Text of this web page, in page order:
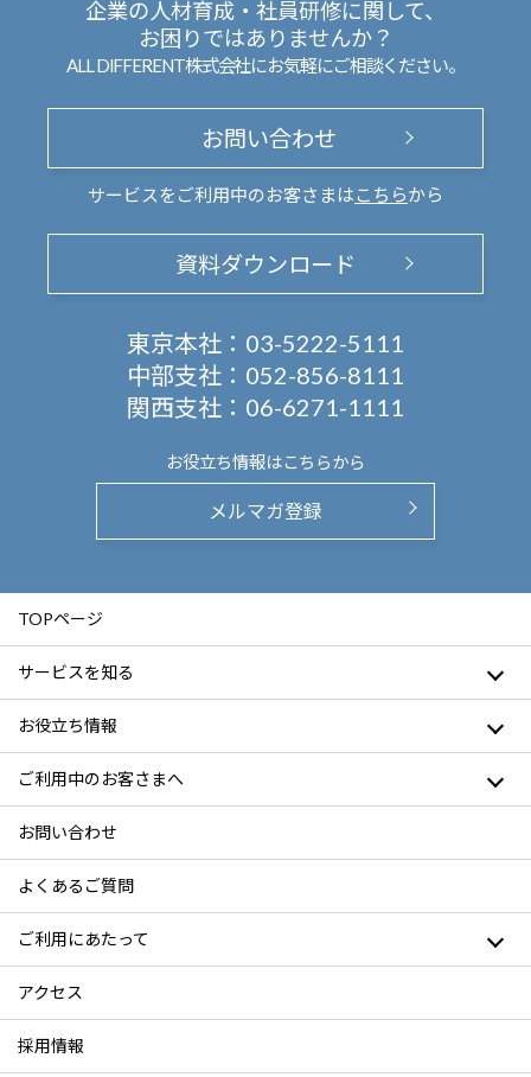
企業の人材育成・社員研修に関して、
お困りではありませんか？
ALL DIFFERENT株式会社にお気軽にご相談ください。
お問い合わせ
サービスをご利用中のお客さまは こちらから
資料ダウンロード
東京本社： 03-5222-5111
中部支社： 052-856-8111
関西支社： 06-6271-1111
お役立ち情報はこちらから
メルマガ登録
TOPページ
サービスを知る
お役立ち情報
ご利用中のお客さまへ
お問い合わせ
よくあるご質問
ご利用にあたって
アクセス
採用情報